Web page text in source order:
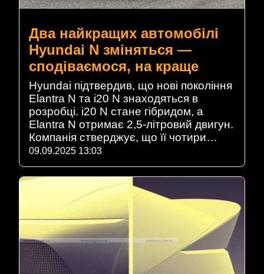
Два найкращих автомобілі
Hyundai N зміняться —
сподіваємося, на краще
Hyundai підтвердив, що нові покоління
Elantra N та i20 N знаходяться в
розробці. i20 N стане гібридом, а
Elantra N отримає 2,5-літровий двигун.
Компанія стверджує, що її чотири…
09.09.2025 13:03